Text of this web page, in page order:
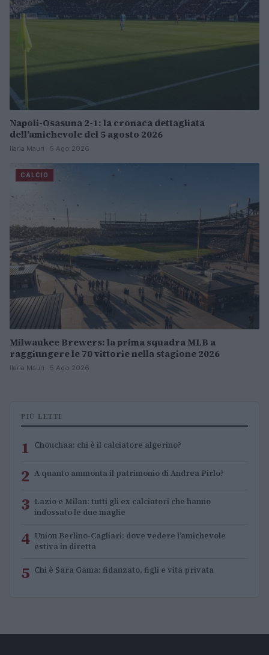
Napoli-Osasuna 2-1: la cronaca dettagliata
dell’amichevole del 5 agosto 2026
Ilaria Mauri · 5 Ago 2026
CALCIO
Milwaukee Brewers: la prima squadra MLB a
raggiungere le 70 vittorie nella stagione 2026
Ilaria Mauri · 5 Ago 2026
PIÙ LETTI
1 Chouchaa: chi è il calciatore algerino?
2 A quanto ammonta il patrimonio di Andrea Pirlo?
3 Lazio e Milan: tutti gli ex calciatori che hanno
indossato le due maglie
4 Union Berlino-Cagliari: dove vedere l’amichevole
estiva in diretta
5 Chi è Sara Gama: fidanzato, figli e vita privata